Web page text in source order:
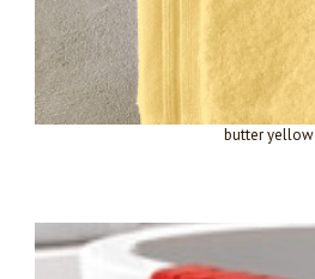
butter yellow